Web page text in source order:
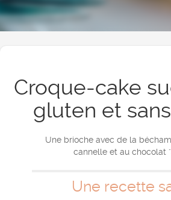
Croque-cake
gluten et
Une brioche avec de la
cannelle et au chocolat
Une recette